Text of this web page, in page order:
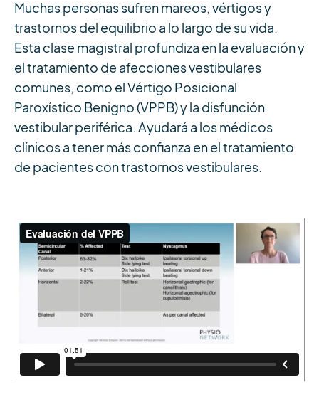
Muchas personas sufren mareos, vértigos y
trastornos del equilibrio a lo largo de su vida.
Esta clase magistral profundiza en la evaluación y
el tratamiento de afecciones vestibulares
comunes, como el Vértigo Posicional
Paroxístico Benigno (VPPB) y la disfunción
vestibular periférica. Ayudará a los médicos
clínicos a tener más confianza en el tratamiento
de pacientes con trastornos vestibulares.